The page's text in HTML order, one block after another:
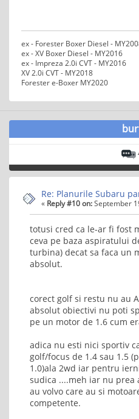
ex - Forester Boxer Diesel -
ex - XV Boxer Diesel - MY2016
ex - Impreza 2.0i CVT - MY2016
XV 2.0i CVT - MY2018
Forester e-Boxer MY2020
Re: Planurile Subaru
« Reply #10 on:September
totusi cred ca le-ar fi fost
ceva pe baza aspiratului
turbina) decat sa faca un
absolut.
corect golf si restu nu au
absolut obiectivi nu poti
pe un motor de 1.6 cum
adica nu esti nici sportiv
golf/focus de 1.4 sau 1.5
1.0)ala 2wd iar pentru
sudica ....meh iar nu
au volvo care au si
competente.